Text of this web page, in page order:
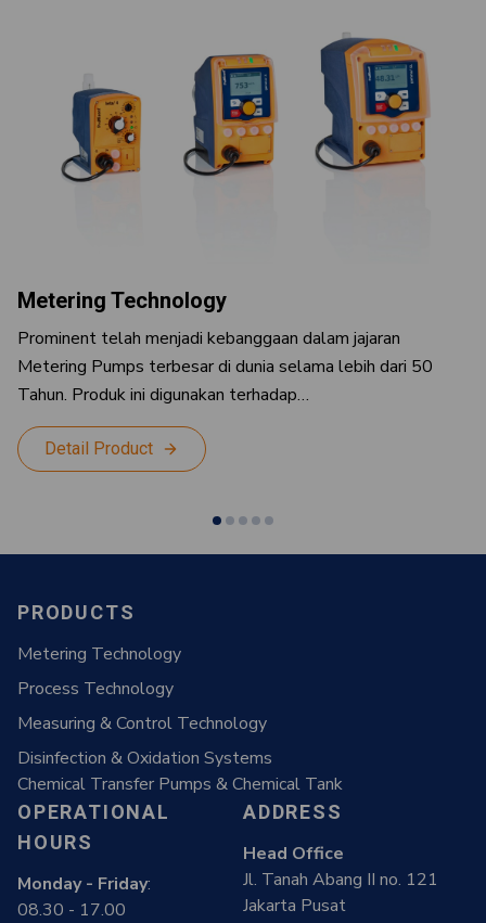
Metering Technology
Prominent telah menjadi kebanggaan dalam jajaran
Metering Pumps terbesar di dunia selama lebih dari 50
Tahun. Produk ini digunakan terhadap…
Detail Product
PRODUCTS
Metering Technology
Process Technology
Measuring & Control Technology
Disinfection & Oxidation Systems
Chemical Transfer Pumps & Chemical Tank
OPERATIONAL
HOURS
Monday - Friday:
08.30 - 17.00
ADDRESS
Head Office
Jl. Tanah Abang II no. 121
Jakarta Pusat